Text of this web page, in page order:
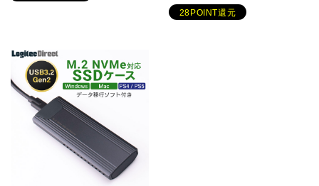
28POINT還元